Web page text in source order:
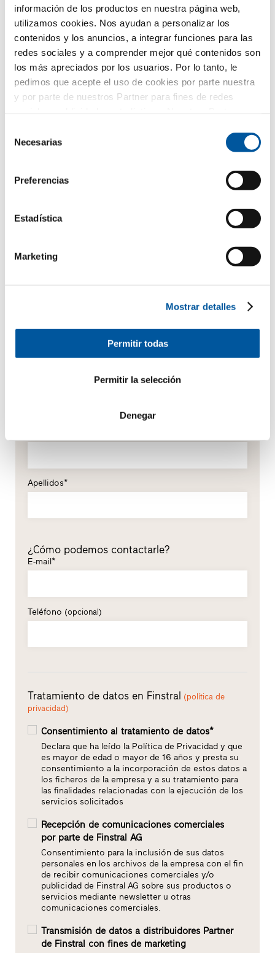
información de los productos en nuestra página web,
utilizamos cookies. Nos ayudan a personalizar los
contenidos y los anuncios, a integrar funciones para las
redes sociales y a comprender mejor qué contenidos son
los más apreciados por los usuarios. Por lo tanto, le
pedimos que acepte el uso de cookies por parte nuestra
y por parte de nuestros Partner para fines de redes
proporcionados por usted o recogidos como parte de su
Necesarias
Preferencias
Estadística
Marketing
Mostrar detalles
Permitir todas
Permitir la selección
Denegar
¿Qué tema le interesa especialmente?
Ventanas
Puertas de entrada
Acristalamientos
Renovación
Su mensaje
*campo obligatorio
Apellidos*
¿Cómo podemos contactarle?
E-mail*
Teléfono (opcional)
Tratamiento de datos en Finstral (política de
privacidad)
Consentimiento al tratamiento de datos*
Declara que ha leído la Política de Privacidad y que
es mayor de edad o mayor de 16 años y presta su
consentimiento a la incorporación de estos datos a
los ficheros de la empresa y a su tratamiento para
las finalidades relacionadas con la ejecución de los
servicios solicitados
Recepción de comunicaciones comerciales
por parte de Finstral AG
Consentimiento para la inclusión de sus datos
personales en los archivos de la empresa con el fin
de recibir comunicaciones comerciales y/o
publicidad de Finstral AG sobre sus productos o
servicios mediante newsletter u otras
comunicaciones comerciales.
Transmisión de datos a distribuidores Partner
de Finstral con fines de marketing